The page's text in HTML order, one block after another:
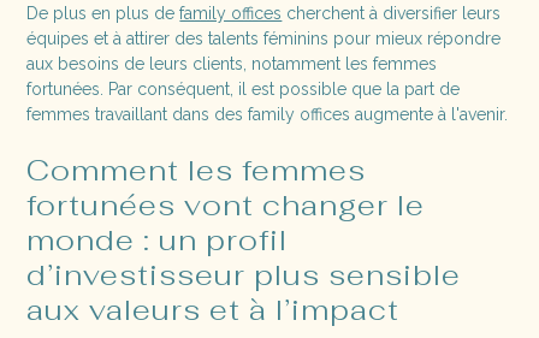
De plus en plus defamily offices cherchent à diversifier leurs
équipes et à attirer des talents féminins pour mieux répondre
aux besoins de leurs clients, notamment les femmes
fortunées. Par conséquent, il est possible que la part de
femmes travaillant dans des family offices augmente à l'avenir.
Comment les femmes
fortunées vont changer le
monde : un profil
d’investisseur plus sensible
aux valeurs et à l’impact